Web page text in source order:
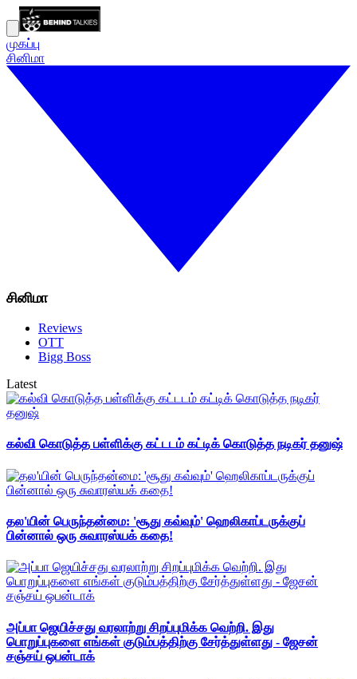
முகப்பு
சினிமா
சினிமா
Reviews
OTT
Bigg Boss
Latest
கல்வி கொடுத்த பள்ளிக்கு கட்டடம் கட்டிக் கொடுத்த நடிகர் தனுஷ்
தல'யின் பெருந்தன்மை: 'சூது கவ்வும்' ஹெலிகாப்டருக்குப்
பின்னால் ஒரு சுவாரஸ்யக் கதை!
அப்பா ஜெயிச்சது வரலாற்று சிறப்புமிக்க வெற்றி. இது
பொறுப்புகளை எங்கள் குடும்பத்திற்கு சேர்த்துள்ளது - ஜேசன்
சஞ்சய் ஒபன்டாக்